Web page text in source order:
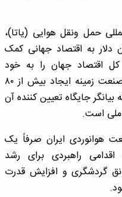
حمل ونقل هوایی (یاتا)،
دلار به اقتصاد جهانی کمک
اقتصاد جهان را به خود
اختصاص داده است. همچنین این صنعت زمینه ایجاد بیش از ۸۰
جایگاه تعیین کننده آن
ملی است.
هوانوردی ایران صرفاً یک
راهبردی برای رشد
گردشگری و افزایش قدرت